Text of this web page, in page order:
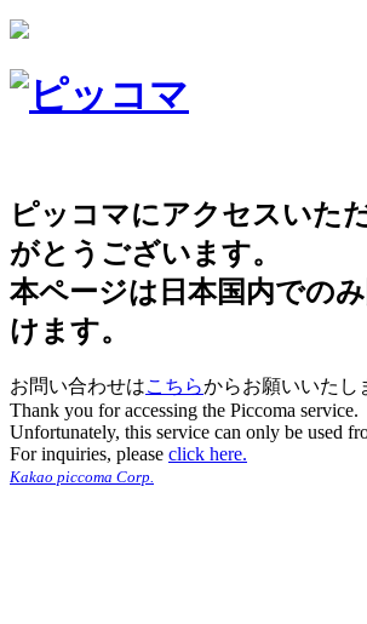
ピッコマにアクセスいた
がとうございます。
本ページは日本国内での
けます。
お問い合わせはこちらからお願いいたし
Thank you for accessing the Piccoma service.
Unfortunately, this service can only be used
For inquiries, please click here.
Kakao piccoma Corp.